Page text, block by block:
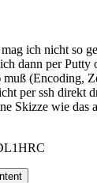
ich nicht so
dann per Putty
(Encoding,
per ssh direkt
Skizze wie das